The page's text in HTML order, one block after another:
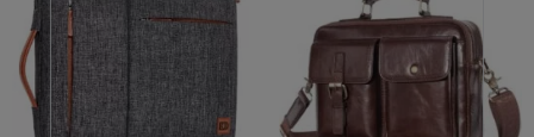
Ajouter
à la liste
d’envies
à la liste
d’envies